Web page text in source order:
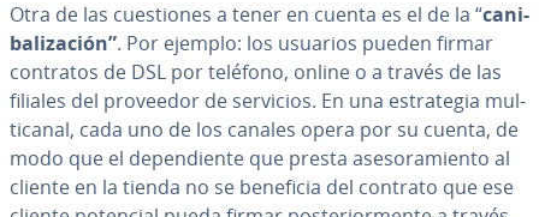
Otra de las cue­s­tio­nes a tener en cuenta es el de la “ca­ni­
ba­li­za­ción”. Por ejemplo: los usuarios pueden firmar
contratos de DSL por teléfono, online o a través de las
filiales del proveedor de servicios. En una es­tra­te­gia mu­l­
ti­ca­nal, cada uno de los canales opera por su cuenta, de
modo que el de­pe­n­die­n­te que presta ase­so­ra­mie­n­to al
cliente en la tienda no se beneficia del contrato que ese